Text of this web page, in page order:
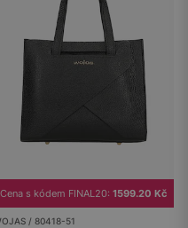
Cena s kódem FINAL20: 1599.20 Kč
/ 80418-51